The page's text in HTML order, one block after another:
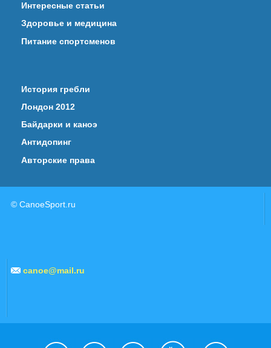
Интересные статьи
Здоровье и медицина
Питание спортсменов
История гребли
Лондон 2012
Байдарки и каноэ
Антидопинг
Авторские права
© CanoeSport.ru
canoe@mail.ru